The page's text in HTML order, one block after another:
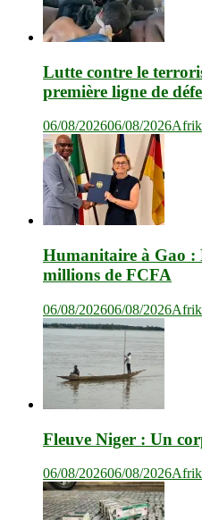
Lutte contre le
première ligne de
06/08/202606/08/2026
Humanitaire à Gao :
millions de FCFA
06/08/202606/08/2026
Fleuve Niger : Un
06/08/202606/08/2026